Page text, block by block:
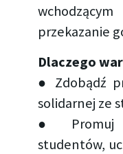
przekazanie
Dlaczego
● Zdobądź
solidarnej ze
● Promuj
studentów,